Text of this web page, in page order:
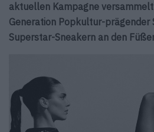
aktuellen Kampagne
Generation Popkultur-prägender
Superstar-Sneakern an den